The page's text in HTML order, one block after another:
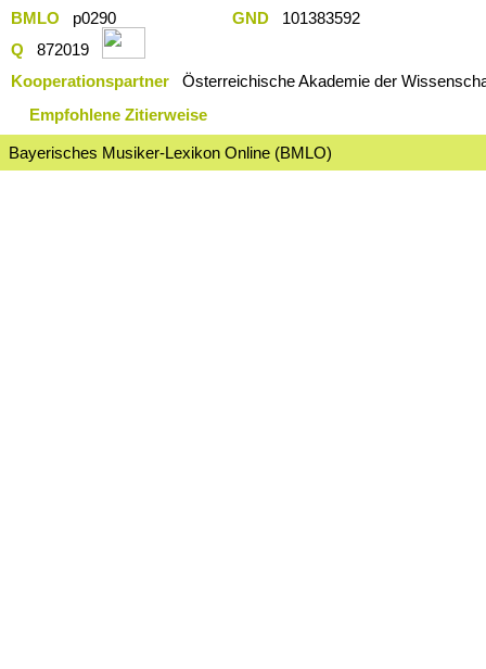
BMLO p0290 GND
101383592
Q
872019
Kooperationspartner
Österreichische Akademie der
Empfohlene Zitierweise
Bayerisches Musiker-Lexikon Online (BMLO)